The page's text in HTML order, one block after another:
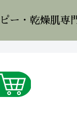
ー・乾燥肌専